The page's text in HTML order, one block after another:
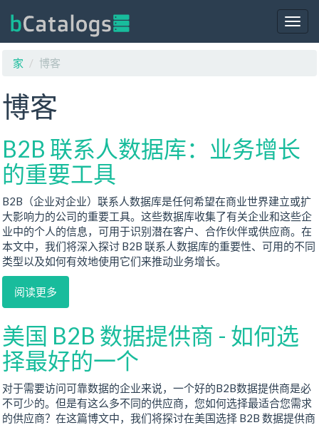
家
博客
博客
B2B 联系人数据库：业务增长
的重要工具
B2B（企业对企业）联系人数据库是任何希望在商业世界建立或扩
大影响力的公司的重要工具。这些数据库收集了有关企业和这些企
业中的个人的信息，可用于识别潜在客户、合作伙伴或供应商。在
本文中，我们将深入探讨 B2B 联系人数据库的重要性、可用的不同
类型以及如何有效地使用它们来推动业务增长。
阅读更多
美国 B2B 数据提供商 - 如何选
择最好的一个
对于需要访问可靠数据的企业来说，一个好的B2B数据提供商是必
不可少的。但是有这么多不同的供应商，您如何选择最适合您需求
的供应商？在这篇博文中，我们将探讨在美国选择 B2B 数据提供商